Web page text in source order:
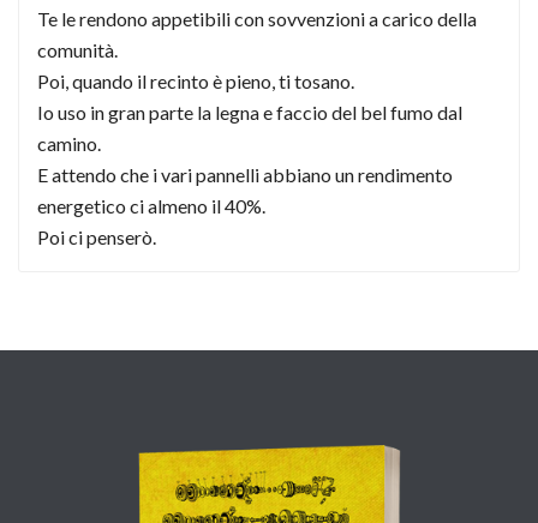
Te le rendono appetibili con sovvenzioni a carico della
comunità.
Poi, quando il recinto è pieno, ti tosano.
Io uso in gran parte la legna e faccio del bel fumo dal
camino.
E attendo che i vari pannelli abbiano un rendimento
energetico ci almeno il 40%.
Poi ci penserò.